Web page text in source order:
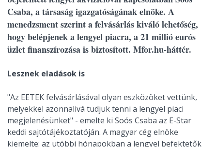
Csaba, a társaság igazgatóságának elnöke. A
menedzsment szerint a felvásárlás kiváló lehetőség,
hogy belépjenek a lengyel piacra, a 21 millió eurós
üzlet finanszírozása is biztosított. Mfor.hu-háttér.
Lesznek eladások is
"Az EETEK felvásárlásával olyan eszközöket vettünk,
melyekkel azonnalivá tudjuk tenni a lengyel piaci
megjelenésünket" - emelte ki Soós Csaba az E-Star
keddi sajtótájékoztatóján. A magyar cég elnöke
kiemelte: az utóbbi hónapokban a lengyel befektetők